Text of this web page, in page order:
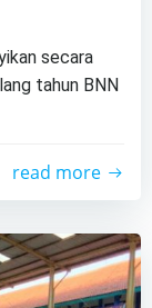
secara
tahun BNN
read more